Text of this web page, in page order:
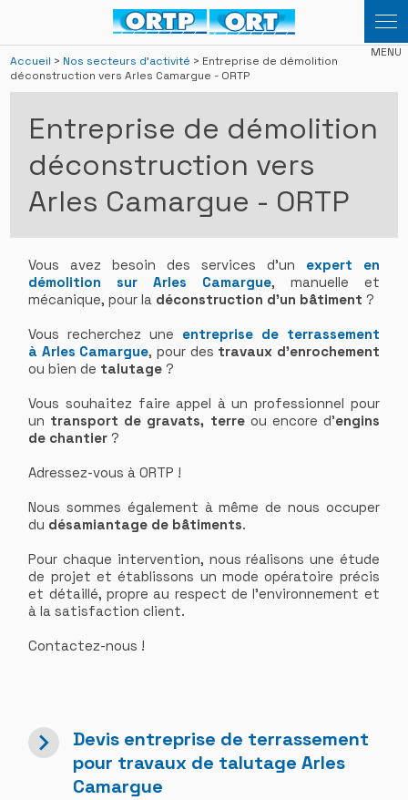
Accueil > Nos secteurs d'activité > Entreprise de démolition
déconstruction vers Arles Camargue - ORTP
Entreprise de démolition
déconstruction vers
Arles Camargue - ORTP
Vous avez besoin des services d'un expert en
démolition sur Arles Camargue, manuelle et
mécanique, pour la déconstruction d'un bâtiment ?
Vous recherchez une entreprise de terrassement
à Arles Camargue, pour des travaux d'enrochement
ou bien de talutage ?
Vous souhaitez faire appel à un professionnel pour
un transport de gravats, terreou encore d'engins
de chantier ?
Adressez-vous à ORTP !
Nous sommes également à même de nous occuper
du désamiantage de bâtiments.
Pour chaque intervention, nous réalisons une étude
de projet et établissons un mode opératoire précis
et détaillé, propre au respect de l’environnement et
à la satisfaction client.
Contactez-nous !
navigate_next
Devis entreprise de terrassement
pour travaux de talutage Arles
Camargue
Panneau de gestion des cookies